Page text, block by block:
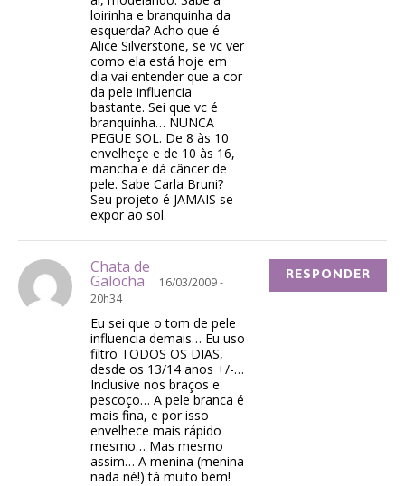
loirinha e branquinha da
esquerda? Acho que é
Alice Silverstone, se vc ver
como ela está hoje em
dia vai entender que a cor
da pele influencia
bastante. Sei que vc é
branquinha… NUNCA
PEGUE SOL. De 8 às 10
envelheçe e de 10 às 16,
mancha e dá câncer de
pele. Sabe Carla Bruni?
Seu projeto é JAMAIS se
expor ao sol.
Chata de
Galocha
16/03/2009 -
20h34
Eu sei que o tom de pele
influencia demais… Eu uso
filtro TODOS OS DIAS,
desde os 13/14 anos +/-…
Inclusive nos braços e
pescoço… A pele branca é
mais fina, e por isso
envelhece mais rápido
mesmo… Mas mesmo
assim… A menina (menina
nada né!) tá muito bem!
RESPONDER